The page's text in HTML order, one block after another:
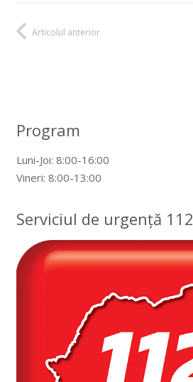
Articolul anterior
Program
Luni-Joi: 8:00-16:00
Vineri: 8:00-13:00
Serviciul de urgență 112